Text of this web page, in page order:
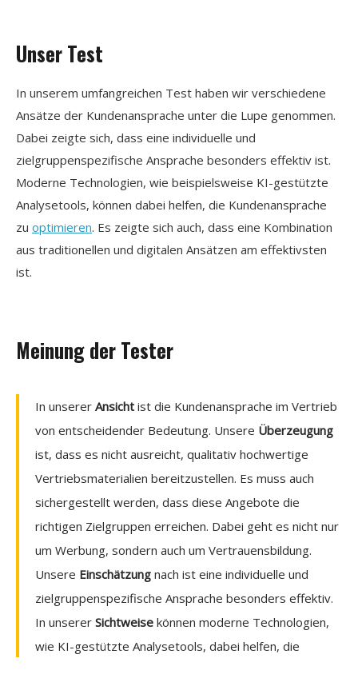
Unser Test
In unserem umfangreichen Test haben wir verschiedene
Ansätze der Kundenansprache unter die Lupe genommen.
Dabei zeigte sich, dass eine individuelle und
zielgruppenspezifische Ansprache besonders effektiv ist.
Moderne Technologien, wie beispielsweise KI-gestützte
Analysetools, können dabei helfen, die Kundenansprache
zu optimieren. Es zeigte sich auch, dass eine Kombination
aus traditionellen und digitalen Ansätzen am effektivsten
ist.
Meinung der Tester
In unserer Ansicht ist die Kundenansprache im Vertrieb
von entscheidender Bedeutung. Unsere Überzeugung
ist, dass es nicht ausreicht, qualitativ hochwertige
Vertriebsmaterialien bereitzustellen. Es muss auch
sichergestellt werden, dass diese Angebote die
richtigen Zielgruppen erreichen. Dabei geht es nicht nur
um Werbung, sondern auch um Vertrauensbildung.
Unsere Einschätzung nach ist eine individuelle und
zielgruppenspezifische Ansprache besonders effektiv.
In unserer Sichtweise können moderne Technologien,
wie KI-gestützte Analysetools, dabei helfen, die